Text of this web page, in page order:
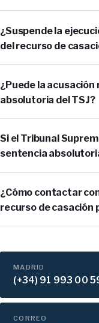
¿Suspende la
del recurso de
¿Puede la
absolutoria del TSJ?
Si el Tribunal
sentencia
¿Cómo contactar
recurso de casación
MADRID
(+34) 91 993 00
CORREO